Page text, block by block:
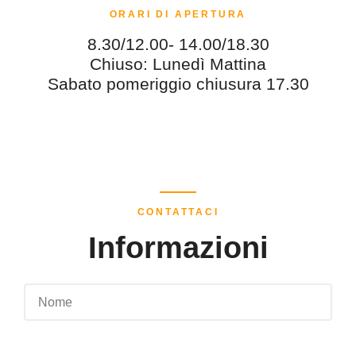
ORARI DI APERTURA
8.30/12.00- 14.00/18.30
Chiuso: Lunedì Mattina
Sabato pomeriggio chiusura 17.30
CONTATTACI
Informazioni